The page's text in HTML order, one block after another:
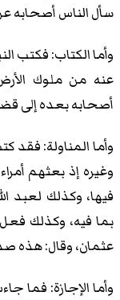
سأل الناس أصحابه
وأما الكتاب: فكتب
عنه من ملوك
أصحابه بعده إلى
وأما المناولة: فقد
وغيره إذ بعثهم
فيها، وكذلك لعبد
بما فيه، وكذلك فعل
عثمان، وقال: هذه
وأما الإجازة: فما